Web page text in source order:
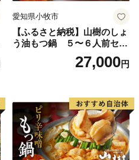
愛知県小牧市
【ふるさと納税】山樹のしょ
う油もつ鍋 ５〜６人前セッ
ト 山樹 国産 牛もつ ホルモン
モツ オンライン飲み会 ホー
時間
27,000円